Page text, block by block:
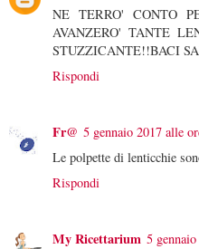
NE TERRO' CONTO
AVANZERO' TANTE
STUZZICANTE!!BACI
Rispondi
Fr@ 5 gennaio 2017 alle
Le polpette di lenticchie
Rispondi
My Ricettarium 5